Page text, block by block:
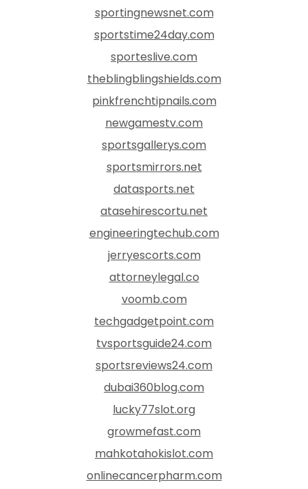
sportingnewsnet.com
sportstime24day.com
sporteslive.com
theblingblingshields.com
pinkfrenchtipnails.com
newgamestv.com
sportsgallerys.com
sportsmirrors.net
datasports.net
atasehirescortu.net
engineeringtechub.com
jerryescorts.com
attorneylegal.co
voomb.com
techgadgetpoint.com
tvsportsguide24.com
sportsreviews24.com
dubai360blog.com
lucky77slot.org
growmefast.com
mahkotahokislot.com
onlinecancerpharm.com